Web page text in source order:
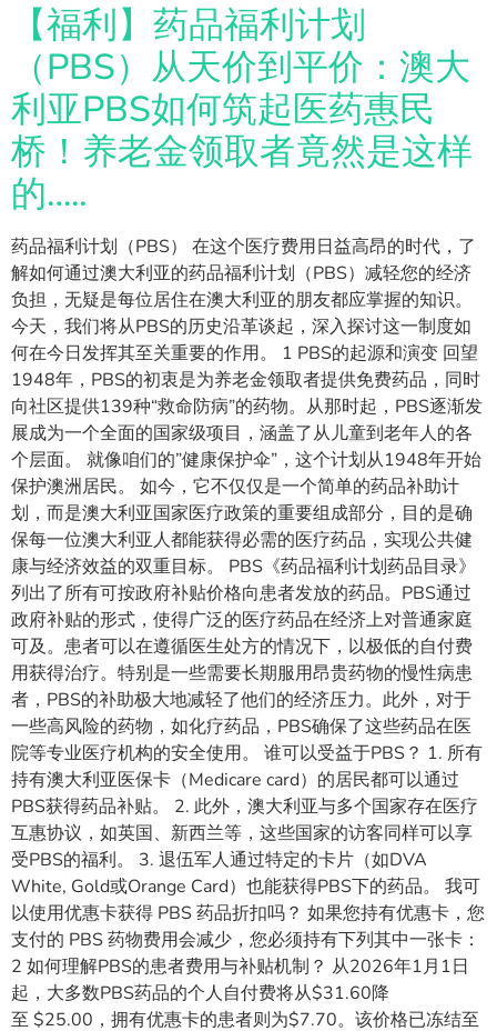
【福利】药品福利计划
（PBS）从天价到平价：澳大
利亚PBS如何筑起医药惠民
桥！养老金领取者竟然是这样
的…..
药品福利计划（PBS） 在这个医疗费用日益高昂的时代，了
解如何通过澳大利亚的药品福利计划（PBS）减轻您的经济
负担，无疑是每位居住在澳大利亚的朋友都应掌握的知识。
今天，我们将从PBS的历史沿革谈起，深入探讨这一制度如
何在今日发挥其至关重要的作用。 1 PBS的起源和演变 回望
1948年，PBS的初衷是为养老金领取者提供免费药品，同时
向社区提供139种“救命防病”的药物。从那时起，PBS逐渐发
展成为一个全面的国家级项目，涵盖了从儿童到老年人的各
个层面。 就像咱们的”健康保护伞”，这个计划从1948年开始
保护澳洲居民。 如今，它不仅仅是一个简单的药品补助计
划，而是澳大利亚国家医疗政策的重要组成部分，目的是确
保每一位澳大利亚人都能获得必需的医疗药品，实现公共健
康与经济效益的双重目标。 PBS《药品福利计划药品目录》
列出了所有可按政府补贴价格向患者发放的药品。PBS通过
政府补贴的形式，使得广泛的医疗药品在经济上对普通家庭
可及。患者可以在遵循医生处方的情况下，以极低的自付费
用获得治疗。特别是一些需要长期服用昂贵药物的慢性病患
者，PBS的补助极大地减轻了他们的经济压力。此外，对于
一些高风险的药物，如化疗药品，PBS确保了这些药品在医
院等专业医疗机构的安全使用。 谁可以受益于PBS？ 1. 所有
持有澳大利亚医保卡（Medicare card）的居民都可以通过
PBS获得药品补贴。 2. 此外，澳大利亚与多个国家存在医疗
互惠协议，如英国、新西兰等，这些国家的访客同样可以享
受PBS的福利。 3. 退伍军人通过特定的卡片（如DVA
White, Gold或Orange Card）也能获得PBS下的药品。 我可
以使用优惠卡获得 PBS 药品折扣吗？ 如果您持有优惠卡，您
支付的 PBS 药物费用会减少，您必须持有下列其中一张卡：
2 如何理解PBS的患者费用与补贴机制？ 从2026年1月1日
起，大多数PBS药品的个人自付费将从$31.60降
至 $25.00，拥有优惠卡的患者则为$7.70。该价格已冻结至